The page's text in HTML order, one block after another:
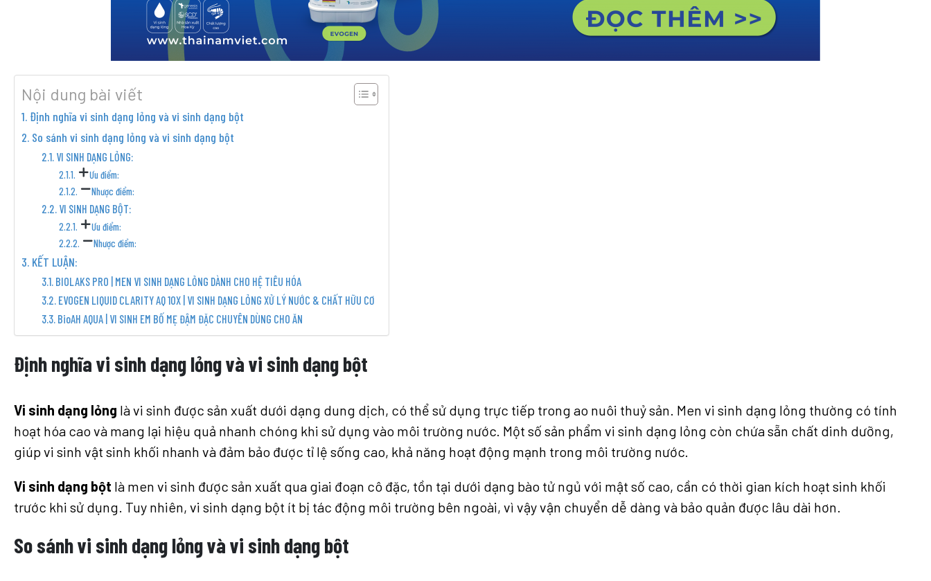
Nội dung bài viết
Định nghĩa vi sinh dạng lỏng và vi sinh dạng bột
So sánh vi sinh dạng lỏng và vi sinh dạng bột
VI SINH DẠNG LỎNG:
Ưu điểm:
Nhược điểm:
VI SINH DẠNG BỘT:
Ưu điểm:
Nhược điểm:
KẾT LUẬN:
BIOLAKS PRO | MEN VI SINH DẠNG LỎNG DÀNH CHO HỆ TIÊU HÓA
EVOGEN LIQUID CLARITY AQ 10X | VI SINH DẠNG LỎNG XỬ LÝ NƯỚC & CHẤT HỮU CƠ
BioAH AQUA | VI SINH EM BỐ MẸ ĐẬM ĐẶC CHUYÊN DÙNG CHO ĂN
Định nghĩa vi sinh dạng lỏng và vi sinh dạng bột
Vi sinh dạng lỏng là vi sinh được sản xuất dưới dạng dung dịch, có thể sử dụng trực tiếp trong ao nuôi thuỷ sản. Men vi sinh dạng lỏng thường có tính
hoạt hóa cao và mang lại hiệu quả nhanh chóng khi sử dụng vào môi trường nước. Một số sản phẩm vi sinh dạng lỏng còn chứa sẵn chất dinh dưỡng,
giúp vi sinh vật sinh khối nhanh và đảm bảo được tỉ lệ sống cao, khả năng hoạt động mạnh trong môi trường nước.
Vi sinh dạng bột là men vi sinh được sản xuất qua giai đoạn cô đặc, tồn tại dưới dạng bào tử ngủ với mật số cao, cần có thời gian kích hoạt sinh khối
trước khi sử dụng. Tuy nhiên, vi sinh dạng bột ít bị tác động môi trường bên ngoài, vì vậy vận chuyển dễ dàng và bảo quản được lâu dài hơn.
So sánh vi sinh dạng lỏng và vi sinh dạng bột